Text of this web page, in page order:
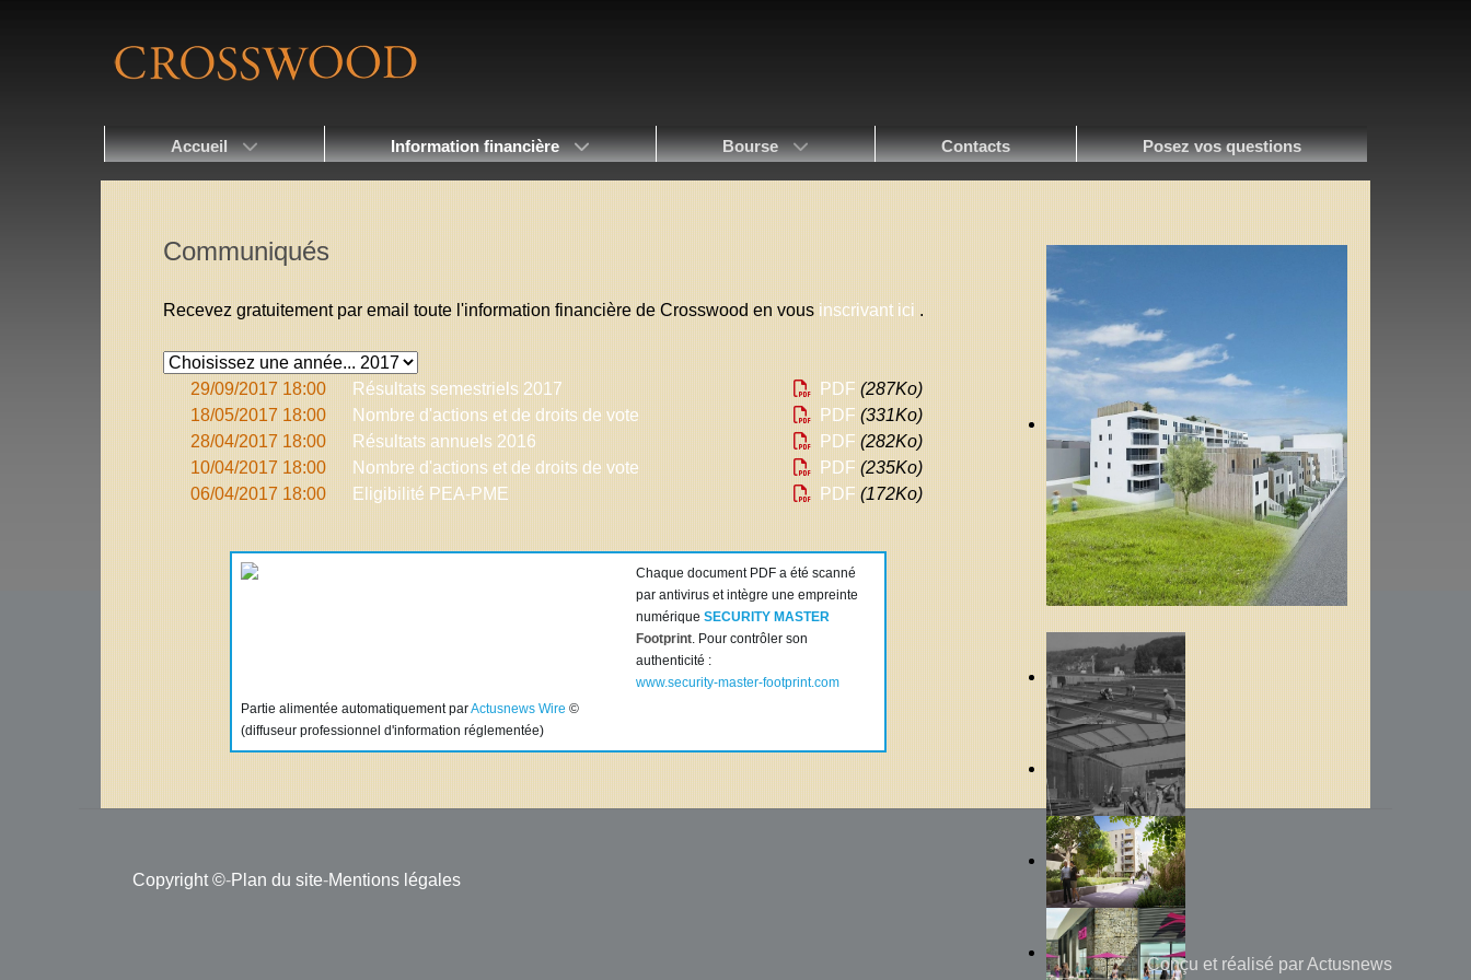
Accueil Information financière Bourse Contacts Posez vos questions
Communiqués
Recevez gratuitement par email toute l'information financière de Crosswood en vous inscrivant ici .
29/09/2017 18:00 Résultats semestriels 2017 PDF (287Ko)
18/05/2017 18:00
Nombre d'actions et de droits de vote PDF (331Ko)
28/04/2017 18:00
Résultats annuels 2016 PDF (282Ko)
10/04/2017 18:00
Nombre d'actions et de droits de vote PDF (235Ko)
06/04/2017 18:00
Eligibilité PEA-PME PDF (172Ko)
Chaque document PDF a été scanné
par antivirus et intègre une empreinte
numérique SECURITY MASTER
Footprint. Pour contrôler son
authenticité :
www.security-master-footprint.com
Partie alimentée automatiquement parActusnews Wire ©
(diffuseur professionnel d'information réglementée)
Copyright ©-Plan du site-Mentions légales
Conçu et réalisé parActusnews